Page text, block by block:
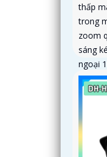
thấp
trong
zoom
sáng
ngoại
năng
định